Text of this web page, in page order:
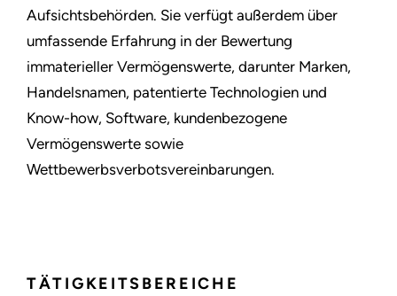
Aufsichtsbehörden. Sie verfügt außerdem über
umfassende Erfahrung in der Bewertung
immaterieller Vermögenswerte, darunter Marken,
Handelsnamen, patentierte Technologien und
Know-how, Software, kundenbezogene
Vermögenswerte sowie
Wettbewerbsverbotsvereinbarungen.
TÄTIGKEITSBEREICHE